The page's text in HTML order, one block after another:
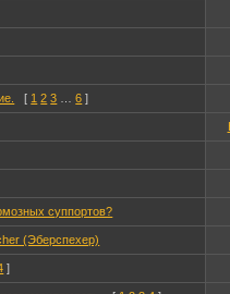
[ 1 2 3 …6 ]
суппортов?
(Эберспехер)
]